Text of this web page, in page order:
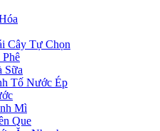
Cây Tự Chọn
Sữa
Tố Nước Ép
Mì
Que